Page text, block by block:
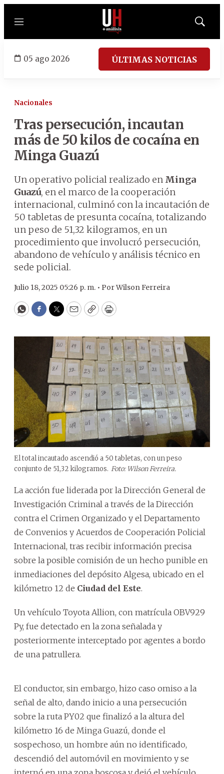
Menú
Mostrar
05 ago 2026 ÚLTIMAS NOTICIAS
Nacionales
Tras persecución, incautan
más de 50 kilos de cocaína en
Minga Guazú
Un operativo policial realizado en Minga
Guazú, en el marco de la cooperación
internacional, culminó con la incautación de
50 tabletas de presunta cocaína, totalizando
un peso de 51,32 kilogramos, en un
procedimiento que involucró persecución,
abandono de vehículo y análisis técnico en
sede policial.
Julio 18, 2025 05:26 p. m. • PorWilson Ferreira
WhatsApp
Facebook
Twitter
EmailCopyPrint
El total incautado ascendió a 50 tabletas, con un peso
conjunto de 51,32 kilogramos. Foto: Wilson Ferreira.
La acción fue liderada por la Dirección General de
Investigación Criminal a través de la Dirección
contra el Crimen Organizado y el Departamento
de Convenios y Acuerdos de Cooperación Policial
Internacional, tras recibir información precisa
sobre la posible comisión de un hecho punible en
inmediaciones del depósito Algesa, ubicado en el
kilómetro 12 de Ciudad del Este.
Un vehículo Toyota Allion, con matrícula OBV929
Py, fue detectado en la zona señalada y
posteriormente interceptado por agentes a bordo
de una patrullera.
El conductor, sin embargo, hizo caso omiso a la
señal de alto, dando inicio a una persecución
sobre la ruta PY02 que finalizó a la altura del
kilómetro 16 de Minga Guazú, donde el
sospechoso, un hombre aún no identificado,
descendió del automóvil en movimiento y se